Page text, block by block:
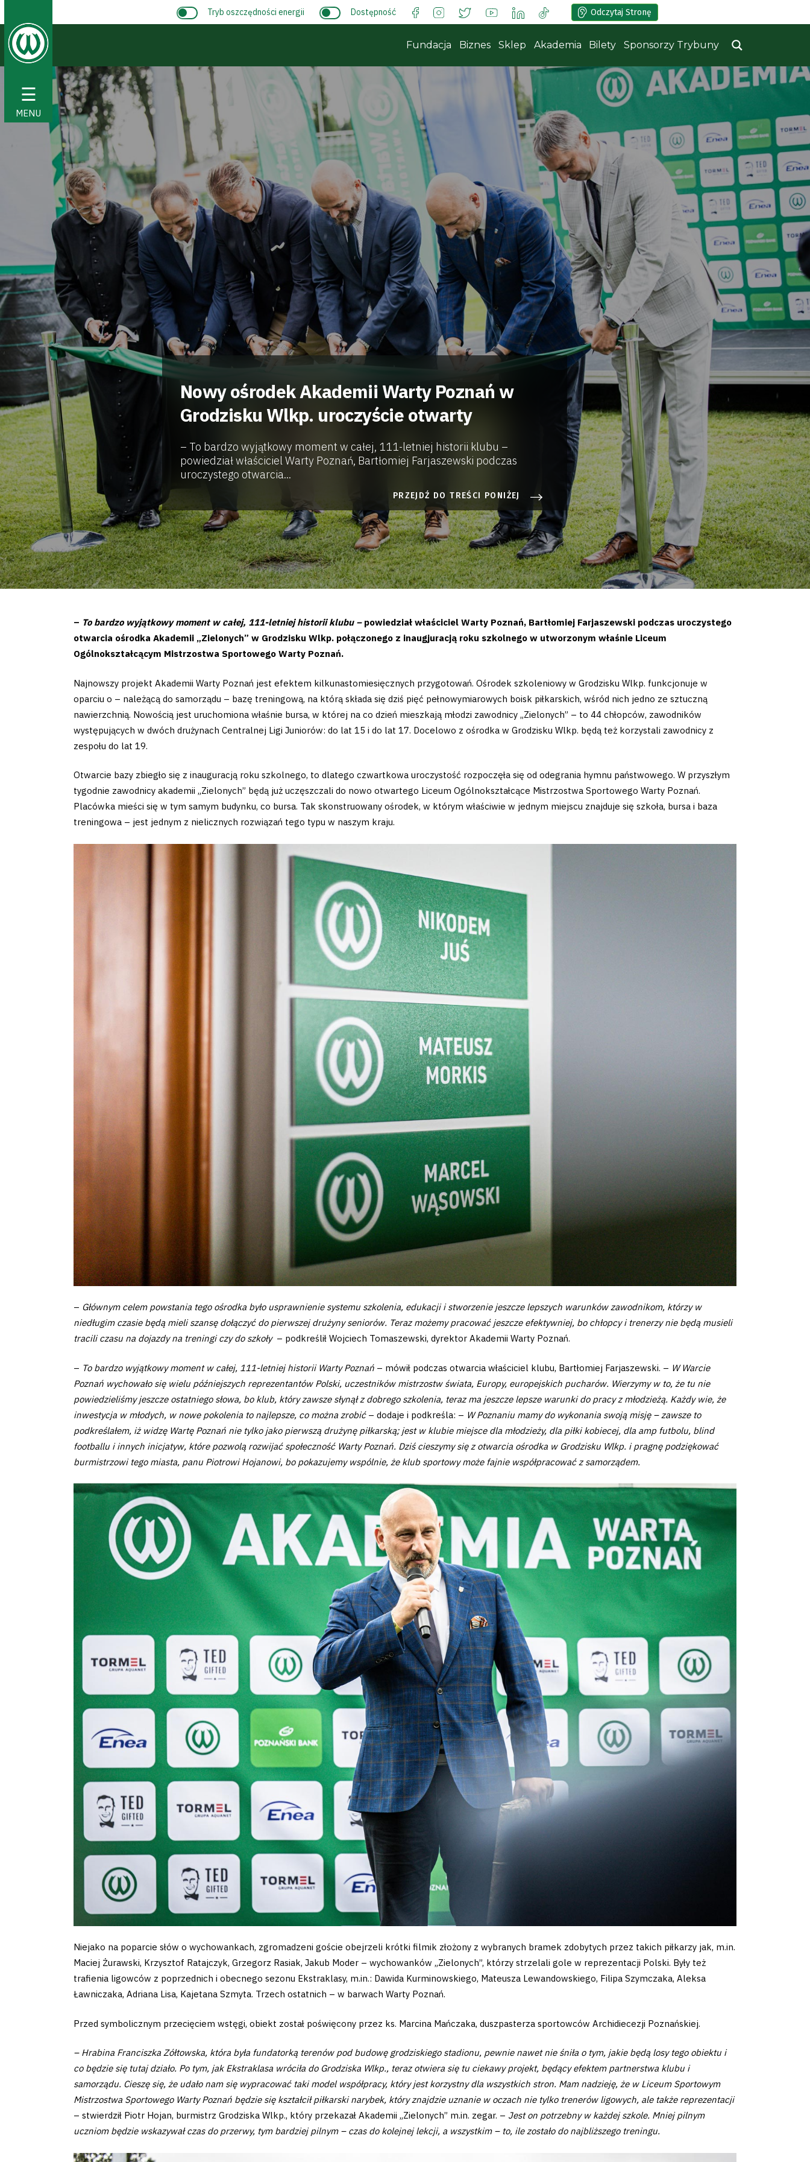
☰
MENU
Pierwszy
Akademia
Aktualności
Fundacja
Sponsorzy
Trybuny
prywatności
Regulaminy
Warciarzy
#WARTOpobrać
Prowizja
pośredników
transakcyjnych
Tryb oszczędności energii Dostępność Odczytaj Stronę
Fundacja Biznes Sklep Akademia Bilety Sponsorzy Trybuny
Nowy ośrodek Akademii Warty Poznań w
Grodzisku Wlkp. uroczyście otwarty
– To bardzo wyjątkowy moment w całej, 111-letniej historii klubu –
powiedział właściciel Warty Poznań, Bartłomiej Farjaszewski podczas
uroczystego otwarcia...
PRZEJDŹ DO TREŚCI PONIŻEJ
– To bardzo wyjątkowy moment w całej, 111-letniej historii klubu – powiedział właściciel Warty Poznań, Bartłomiej Farjaszewski podczas uroczystego
otwarcia ośrodka Akademii „Zielonych” w Grodzisku Wlkp. połączonego z inaugjuracją roku szkolnego w utworzonym właśnie Liceum
Ogólnokształcącym Mistrzostwa Sportowego Warty Poznań.
Najnowszy projekt Akademii Warty Poznań jest efektem kilkunastomiesięcznych przygotowań. Ośrodek szkoleniowy w Grodzisku Wlkp. funkcjonuje w
oparciu o – należącą do samorządu – bazę treningową, na którą składa się dziś pięć pełnowymiarowych boisk piłkarskich, wśród nich jedno ze sztuczną
nawierzchnią. Nowością jest uruchomiona właśnie bursa, w której na co dzień mieszkają młodzi zawodnicy „Zielonych” – to 44 chłopców, zawodników
występujących w dwóch drużynach Centralnej Ligi Juniorów: do lat 15 i do lat 17. Docelowo z ośrodka w Grodzisku Wlkp. będą też korzystali zawodnicy z
zespołu do lat 19.
Otwarcie bazy zbiegło się z inauguracją roku szkolnego, to dlatego czwartkowa uroczystość rozpoczęła się od odegrania hymnu państwowego. W przyszłym
tygodnie zawodnicy akademii „Zielonych” będą już uczęszczali do nowo otwartego Liceum Ogólnokształcące Mistrzostwa Sportowego Warty Poznań.
Placówka mieści się w tym samym budynku, co bursa. Tak skonstruowany ośrodek, w którym właściwie w jednym miejscu znajduje się szkoła, bursa i baza
treningowa – jest jednym z nielicznych rozwiązań tego typu w naszym kraju.
– Głównym celem powstania tego ośrodka było usprawnienie systemu szkolenia, edukacji i stworzenie jeszcze lepszych warunków zawodnikom, którzy w
niedługim czasie będą mieli szansę dołączyć do pierwszej drużyny seniorów. Teraz możemy pracować jeszcze efektywniej, bo chłopcy i trenerzy nie będą musieli
tracili czasu na dojazdy na treningi czy do szkoły – podkreślił Wojciech Tomaszewski, dyrektor Akademii Warty Poznań.
– To bardzo wyjątkowy moment w całej, 111-letniej historii Warty Poznań – mówił podczas otwarcia właściciel klubu, Bartłomiej Farjaszewski. – W Warcie
Poznań wychowało się wielu późniejszych reprezentantów Polski, uczestników mistrzostw świata, Europy, europejskich pucharów. Wierzymy w to, że tu nie
powiedzieliśmy jeszcze ostatniego słowa, bo klub, który zawsze słynął z dobrego szkolenia, teraz ma jeszcze lepsze warunki do pracy z młodzieżą. Każdy wie, że
inwestycja w młodych, w nowe pokolenia to najlepsze, co można zrobić– dodaje i podkreśla: – W Poznaniu mamy do wykonania swoją misję – zawsze to
podkreślałem, iż widzę Wartę Poznań nie tylko jako pierwszą drużynę piłkarską; jest w klubie miejsce dla młodzieży, dla piłki kobiecej, dla amp futbolu, blind
footballu i innych inicjatyw, które pozwolą rozwijać społeczność Warty Poznań. Dziś cieszymy się z otwarcia ośrodka w Grodzisku Wlkp. i pragnę podziękować
burmistrzowi tego miasta, panu Piotrowi Hojanowi, bo pokazujemy wspólnie, że klub sportowy może fajnie współpracować z samorządem.
Niejako na poparcie słów o wychowankach, zgromadzeni goście obejrzeli krótki filmik złożony z wybranych bramek zdobytych przez takich piłkarzy jak, m.in.
Maciej Żurawski, Krzysztof Ratajczyk, Grzegorz Rasiak, Jakub Moder – wychowanków „Zielonych”, którzy strzelali gole w reprezentacji Polski. Były też
trafienia ligowców z poprzednich i obecnego sezonu Ekstraklasy, m.in.: Dawida Kurminowskiego, Mateusza Lewandowskiego, Filipa Szymczaka, Aleksa
Ławniczaka, Adriana Lisa, Kajetana Szmyta. Trzech ostatnich – w barwach Warty Poznań.
Przed symbolicznym przecięciem wstęgi, obiekt został poświęcony przez ks. Marcina Mańczaka, duszpasterza sportowców Archidiecezji Poznańskiej.
– Hrabina Franciszka Zółtowska, która była fundatorką terenów pod budowę grodziskiego stadionu, pewnie nawet nie śniła o tym, jakie będą losy tego obiektu i
co będzie się tutaj działo. Po tym, jak Ekstraklasa wróciła do Grodziska Wlkp., teraz otwiera się tu ciekawy projekt, będący efektem partnerstwa klubu i
samorządu. Cieszę się, że udało nam się wypracować taki model współpracy, który jest korzystny dla wszystkich stron. Mam nadzieję, że w Liceum Sportowym
Mistrzostwa Sportowego Warty Poznań będzie się kształcił piłkarski narybek, który znajdzie uznanie w oczach nie tylko trenerów ligowych, ale także reprezentacji
– stwierdził Piotr Hojan, burmistrz Grodziska Wlkp., który przekazał Akademii „Zielonych” m.in. zegar. – Jest on potrzebny w każdej szkole. Mniej pilnym
uczniom będzie wskazywał czas do przerwy, tym bardziej pilnym – czas do kolejnej lekcji, a wszystkim – to, ile zostało do najbliższego treningu.